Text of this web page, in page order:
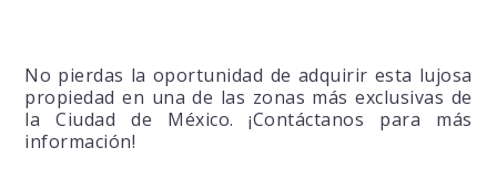
No pierdas la oportunidad de adquirir esta lujosa
propiedad en una de las zonas más exclusivas de
la Ciudad de México. ¡Contáctanos para más
información!